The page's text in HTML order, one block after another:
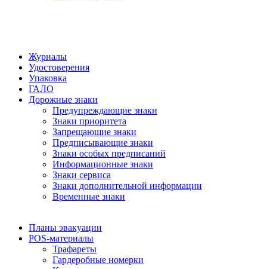
Журналы
Удостоверения
Упаковка
ГАЛО
Дорожные знаки
Предупреждающие знаки
Знаки приоритета
Запрещающие знаки
Предписывающие знаки
Знаки особых предписаний
Информационные знаки
Знаки сервиса
Знаки дополнительной информации
Временные знаки
Планы эвакуации
POS-материалы
Трафареты
Гардеробные номерки